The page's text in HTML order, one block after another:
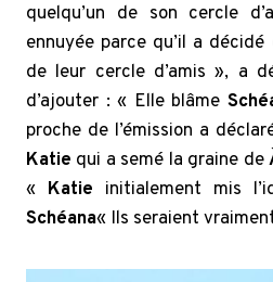
quelqu’un de son cercle
ennuyée parce qu’il a
de leur cercle d’amis », a
d’ajouter : « Elle blâme
proche de l’émission a
Katie qui a semé la graine de
« Katie initialement mis
Schéana« Ils seraient